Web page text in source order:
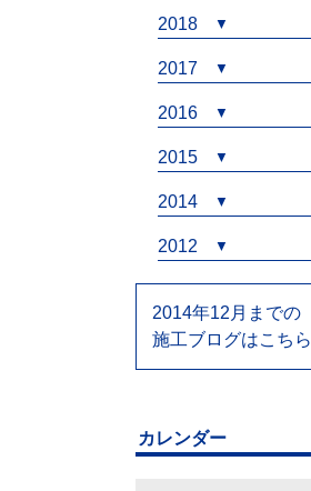
2018
2017
2016
2015
2014
2012
2014年12月までの
施工ブログはこちら
カレンダー